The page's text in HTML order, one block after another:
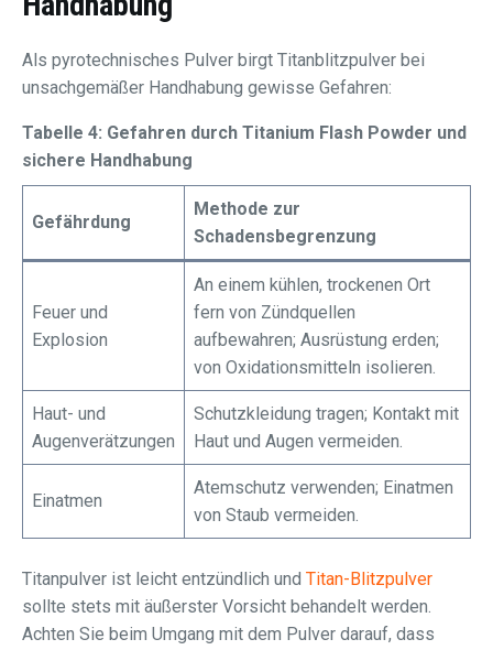
Als pyrotechnisches Pulver birgt Titanblitzpulver bei
unsachgemäßer Handhabung gewisse Gefahren:
Tabelle 4: Gefahren durch Titanium Flash Powder und
sichere Handhabung
Gefährdung
Methode zur
Schadensbegrenzung
Feuer und
Explosion
An einem kühlen, trockenen Ort
fern von Zündquellen
aufbewahren; Ausrüstung erden;
von Oxidationsmitteln isolieren.
Haut- und
Augenverätzungen
Schutzkleidung tragen; Kontakt mit
Haut und Augen vermeiden.
Einatmen
Atemschutz verwenden; Einatmen
von Staub vermeiden.
Titanpulver ist leicht entzündlich und Titan-Blitzpulver
sollte stets mit äußerster Vorsicht behandelt werden.
Achten Sie beim Umgang mit dem Pulver darauf, dass